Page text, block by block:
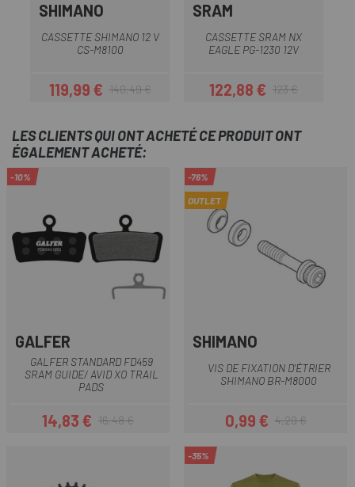
SHIMANO
CASSETTE SHIMANO 12 V
CS-M8100
Prix
119,99 €Prix habituel
140,49 €
SRAM
CASSETTE SRAM NX
EAGLE PG-1230 12V
Prix
122,88 €Prix habituel
123 €
LES CLIENTS QUI ONT ACHETÉ CE PRODUIT ONT
ÉGALEMENT ACHETÉ:
-10%
GALFER
GALFER STANDARD FD459
SRAM GUIDE/ AVID XO TRAIL
PADS
Prix
14,83 €Prix habituel
16,48 €
-76%
OUTLET
SHIMANO
VIS DE FIXATION D'ÉTRIER
SHIMANO BR-M8000
Prix
0,99 €Prix habituel
4,29 €
-35%